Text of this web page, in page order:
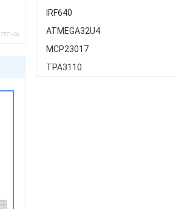
IRF640
ATMEGA32U4
MCP23017
TPA3110